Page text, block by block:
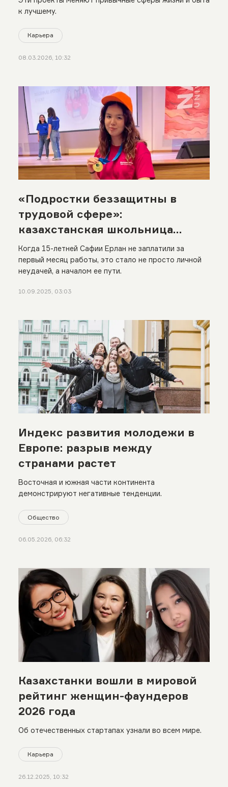
к лучшему.
Карьера
08.03.2026, 10:32
«Подростки беззащитны в
трудовой сфере»:
казахстанская школьница
создала мобильное
приложение для сверстников
по поиску работы
Когда 15-летней Сафии Ерлан не заплатили за
первый месяц работы, это стало не просто личной
неудачей, а началом ее пути.
10.09.2025, 03:03
Индекс развития молодежи в
Европе: разрыв между
странами растет
Восточная и южная части континента
демонстрируют негативные тенденции.
Общество
06.05.2026, 06:32
Казахстанки вошли в мировой
рейтинг женщин-фаундеров
2026 года
Об отечественных стартапах узнали во всем мире.
Карьера
26.12.2025, 10:32